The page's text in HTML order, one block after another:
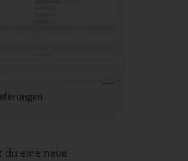
du eine neue